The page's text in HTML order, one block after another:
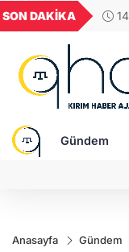
SON DAKİKA
UYU
1,1855
Gündem
Anasayfa Gündem